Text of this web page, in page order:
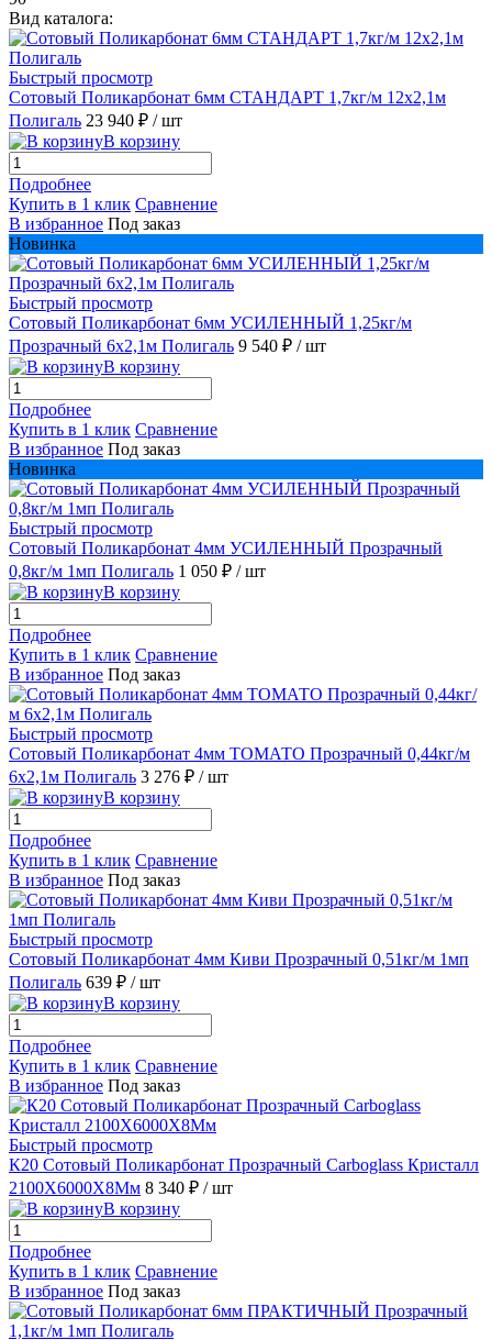
Вид каталога:
Быстрый просмотр
Сотовый Поликарбонат 6мм СТАНДАРТ 1,7кг/м 12х2,1м
Полигаль 23 940 ₽ / шт
В корзину
Подробнее
Купить в 1 клик Сравнение
В избранное Под заказ
Новинка
Быстрый просмотр
Сотовый Поликарбонат 6мм УСИЛЕННЫЙ 1,25кг/м
Прозрачный 6х2,1м Полигаль 9 540 ₽ / шт
В корзину
Подробнее
Купить в 1 клик Сравнение
В избранное Под заказ
Новинка
Быстрый просмотр
Сотовый Поликарбонат 4мм УСИЛЕННЫЙ Прозрачный
0,8кг/м 1мп Полигаль 1 050 ₽ / шт
В корзину
Подробнее
Купить в 1 клик Сравнение
В избранное Под заказ
Быстрый просмотр
Сотовый Поликарбонат 4мм ТОМАТО Прозрачный 0,44кг/м
6х2,1м Полигаль 3 276 ₽ / шт
В корзину
Подробнее
Купить в 1 клик Сравнение
В избранное Под заказ
Быстрый просмотр
Сотовый Поликарбонат 4мм Киви Прозрачный 0,51кг/м 1мп
Полигаль 639 ₽ / шт
В корзину
Подробнее
Купить в 1 клик Сравнение
В избранное Под заказ
Быстрый просмотр
К20 Сотовый Поликарбонат Прозрачный Carboglass Кристалл
2100X6000X8Мм 8 340 ₽ / шт
В корзину
Подробнее
Купить в 1 клик Сравнение
В избранное Под заказ